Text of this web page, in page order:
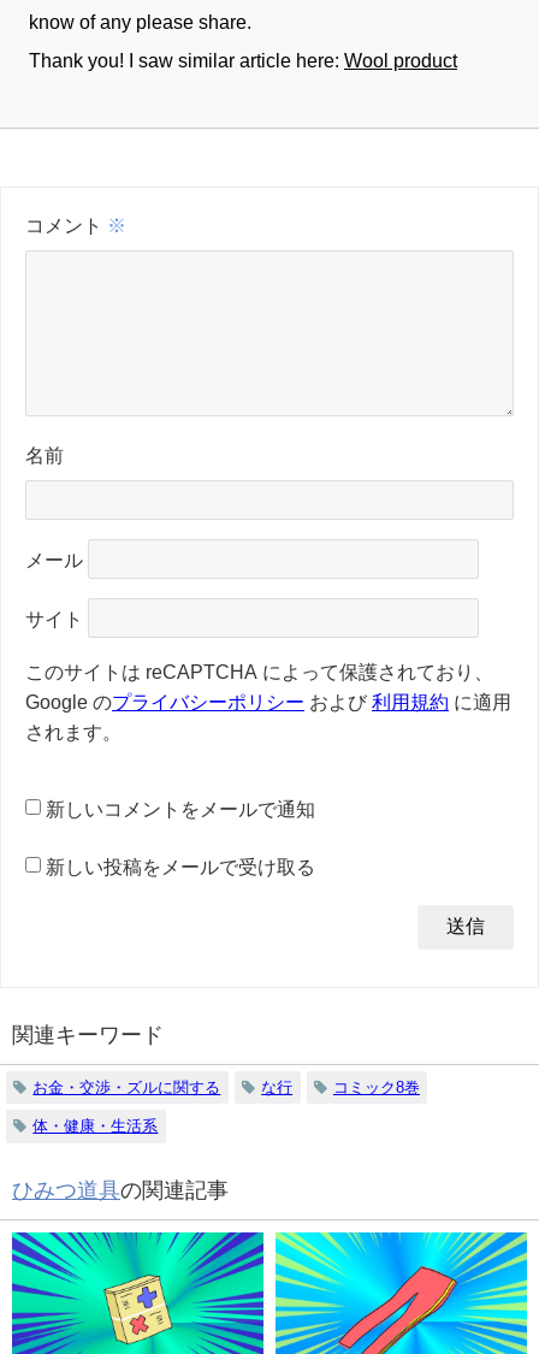
know of any please share.
Thank you! I saw similar article here: Wool product
コメント ※
名前
メール
サイト
このサイトは reCAPTCHA によって保護されており、
Google のプライバシーポリシー および 利用規約 に適用
されます。
新しいコメントをメールで通知
新しい投稿をメールで受け取る
関連キーワード
お金・交渉・ズルに関する な行 コミック8巻
体・健康・生活系
ひみつ道具の関連記事